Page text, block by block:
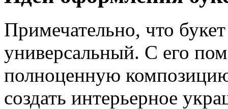
Примечательно, что
универсальный. С его
полноценную
создать интерьерное